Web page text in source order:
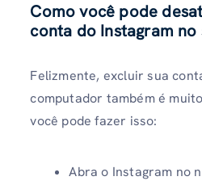
Como você pode
conta do Instagram
Felizmente, excluir sua
computador também é
você pode fazer isso:
Abra o Instagram no